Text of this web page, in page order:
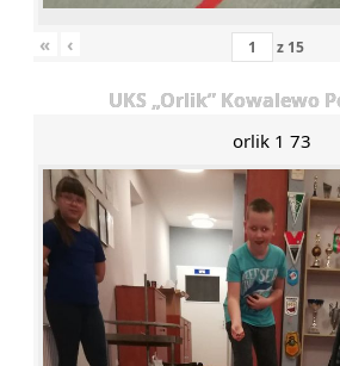
« ‹ z 15
UKS „Orlik” Kowalewo
orlik 1 73